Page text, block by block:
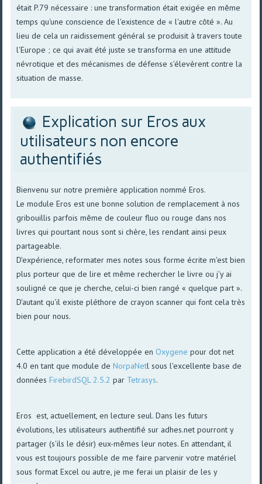
était P.79 nécessaire : une transformation était exigée en même
temps qu'une conscience de l'existence de « l'autre côté ». Au
lieu de cela un raidissement général se produisit à travers toute
l'Europe ; ce qui avait été juste se transforma en une attitude
névrotique et des mécanismes de défense s'élevèrent contre la
situation de masse.
Explication sur Eros aux
utilisateurs non encore
authentifiés
Bienvenu sur notre première application nommé Eros.
Le module Eros est une bonne solution de remplacement à nos
gribouillis parfois même de couleur fluo ou rouge dans nos
livres qui pourtant nous sont si chère, les rendant ainsi peux
partageable.
D'expérience, reformater mes notes sous forme écrite m'est bien
plus porteur que de lire et même rechercher le livre ou j'y ai
souligné ce que je cherche, celui-ci bien rangé « quelque part ».
D'autant qu'il existe pléthore de crayon scanner qui font cela très
bien pour nous.
Cette application a été développée en Oxygene pour dot net
4.0 en tant que module deNorpaNetl sous l'excellente base de
donnéesFirebirdSQL 2.5.2 par Tetrasys.
Eros est, actuellement, en lecture seul. Dans les futurs
évolutions, les utilisateurs authentifié sur adhes.net pourront y
partager (s'ils le désir) eux-mêmes leur notes. En attendant, il
vous est toujours possible de me faire parvenir votre matériel
sous format Excel ou autre, je me ferai un plaisir de les y